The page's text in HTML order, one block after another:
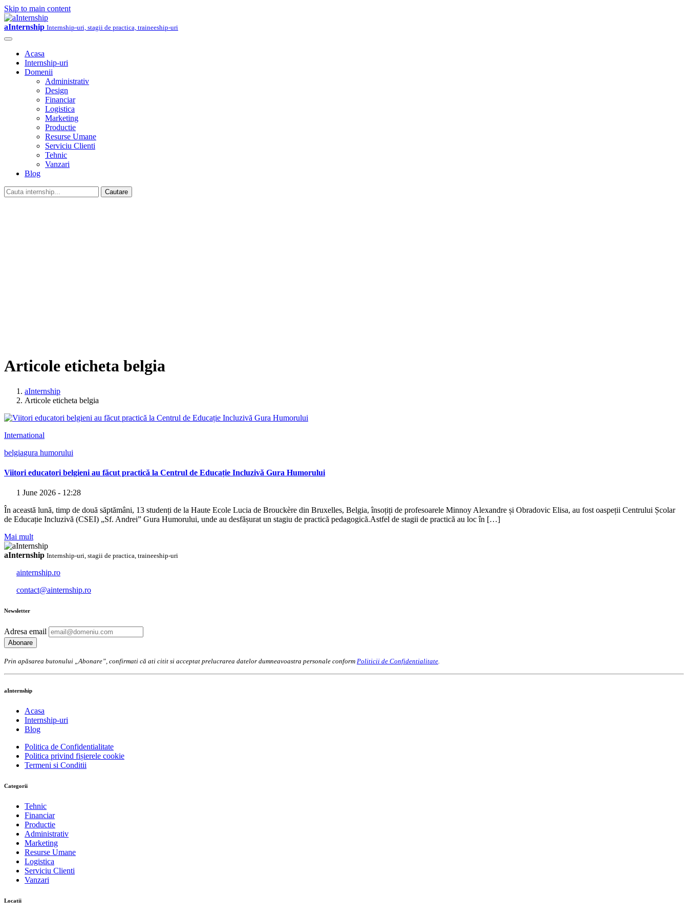
Skip to main content
aInternship Internship-uri, stagii de practica, traineeship-uri
Acasa
Internship-uri
Domenii
Administrativ
Design
Financiar
Logistica
Marketing
Productie
Resurse Umane
Serviciu Clienti
Tehnic
Vanzari
Blog
Cautare
Articole eticheta belgia
aInternship
Articole eticheta belgia
International
belgiagura humorului
Viitori educatori belgieni au făcut practică la Centrul de Educație Incluzivă Gura Humorului
1 June 2026 - 12:28
În această lună, timp de două săptămâni, 13 studenți de la Haute Ecole Lucia de Brouckère din Bruxelles, Belgia, însoțiți de profesoarele Minnoy Alexandre și Obradovic Elisa, au fost oaspeții Centrului Școlar
de Educație Incluzivă (CSEI) „Sf. Andrei” Gura Humorului, unde au desfășurat un stagiu de practică pedagogică.Astfel de stagii de practică au loc în […]
Mai mult
aInternship Internship-uri, stagii de practica, traineeship-uri
ainternship.ro
contact@ainternship.ro
Newsletter
Adresa email
Prin apăsarea butonului „Abonare”, confirmati că ati citit si acceptat prelucrarea datelor dumneavoastra personale conform Politicii de Confidentialitate.
aInternship
Acasa
Internship-uri
Blog
Politica de Confidentialitate
Politica privind fișierele cookie
Termeni si Conditii
Categorii
Tehnic
Financiar
Productie
Administrativ
Marketing
Resurse Umane
Logistica
Serviciu Clienti
Vanzari
Locatii